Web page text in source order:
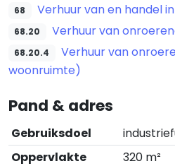
68 Verhuur van en handel
68.20 Verhuur van
68.20.4
Verhuur van
woonruimte)
Pand & adres
Gebruiksdoel
Oppervlakte
320 m²